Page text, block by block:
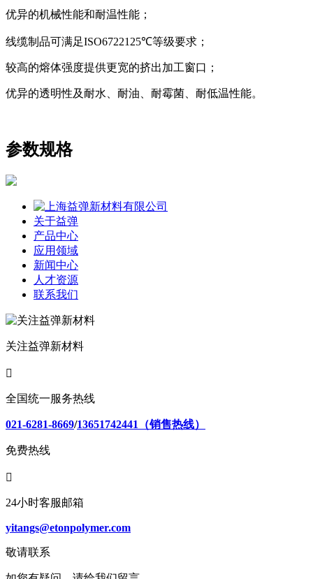
优异的机械性能和耐温性能；
线缆制品可满足ISO6722125℃等级要求；
较高的熔体强度提供更宽的挤出加工窗口；
优异的透明性及耐水、耐油、耐霉菌、耐低温性能。
参数规格
关于益弹
产品中心
应用领域
新闻中心
人才资源
联系我们
关注益弹新材料

全国统一服务热线
021-6281-8669/13651742441（销售热线）
免费热线

24小时客服邮箱
yitangs@etonpolymer.com
敬请联系